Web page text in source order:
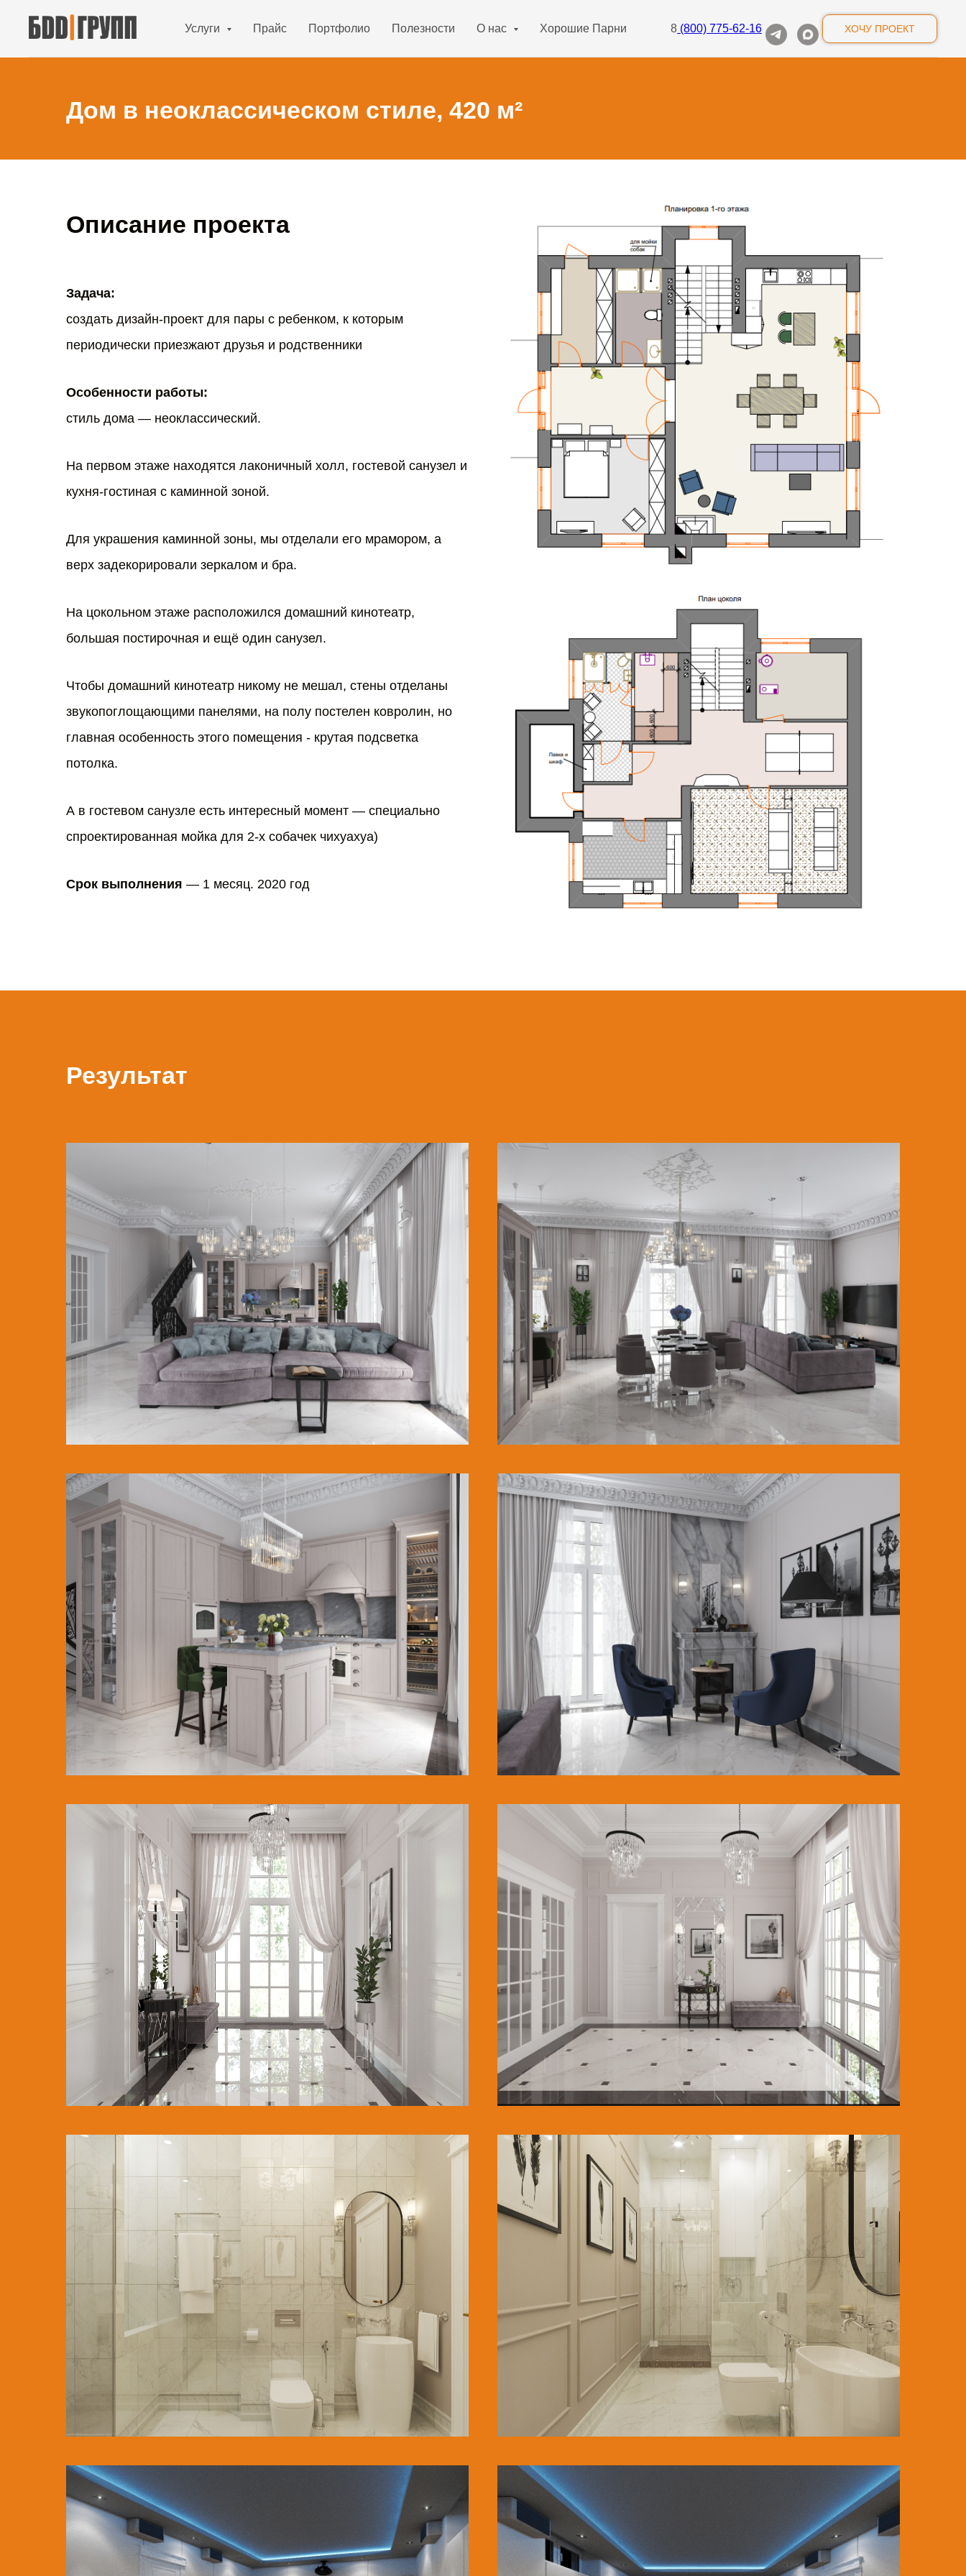
Услуги Прайс Портфолио Полезности О нас Хорошие Парни 8 (800) 775-62-16 ХОЧУ ПРОЕКТ
Дом в неоклассическом стиле, 420 м²
Описание проекта
Задача:
создать дизайн-проект для пары с ребенком, к которым
периодически приезжают друзья и родственники
Особенности работы:
стиль дома — неоклассический.
На первом этаже находятся лаконичный холл, гостевой санузел и
кухня-гостиная с каминной зоной.
Для украшения каминной зоны, мы отделали его мрамором, а
верх задекорировали зеркалом и бра.
На цокольном этаже расположился домашний кинотеатр,
большая постирочная и ещё один санузел.
Чтобы домашний кинотеатр никому не мешал, стены отделаны
звукопоглощающими панелями, на полу постелен ковролин, но
главная особенность этого помещения - крутая подсветка
потолка.
А в гостевом санузле есть интересный момент — специально
спроектированная мойка для 2-х собачек чихуахуа)
Срок выполнения — 1 месяц. 2020 год
Результат